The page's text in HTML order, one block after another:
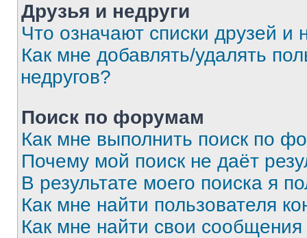
Друзья и недруги
Что означают списки друзей и
Как мне добавлять/удалять
недругов?
Поиск по форумам
Как мне выполнить поиск по
Почему мой поиск не даёт
В результате моего поиска я
Как мне найти пользователя
Как мне найти свои